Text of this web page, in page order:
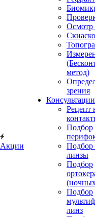
Акции
Осмотр
метод)
зрения
Рецепт
Подбор
Подбор
линзы
Подбор
Подбор
линз